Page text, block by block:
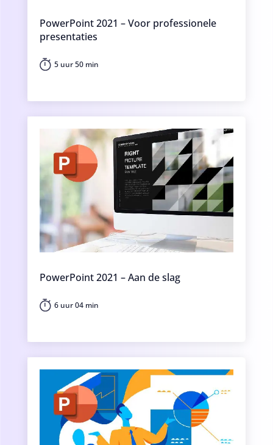
PowerPoint 2021 – Voor professionele
presentaties
5 uur 50 min
PowerPoint 2021 – Aan de slag
6 uur 04 min